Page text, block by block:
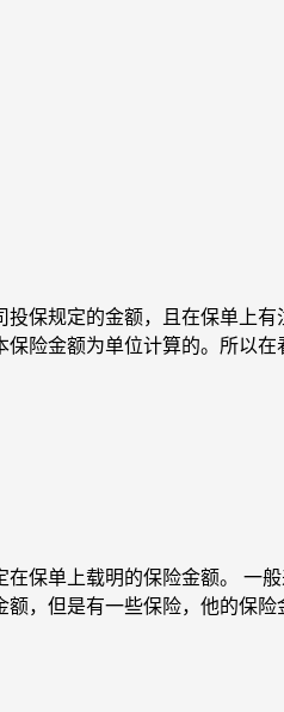
保规定的金额，且在保单上
险金额为单位计算的。所以
保单上载明的保险金额。 一
，但是有一些保险，他的保